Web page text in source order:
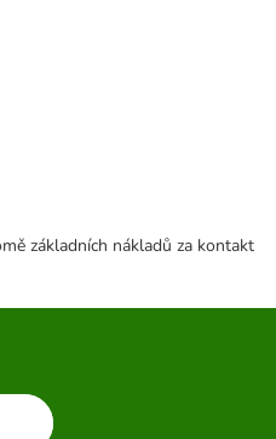
základních nákladů za kontakt